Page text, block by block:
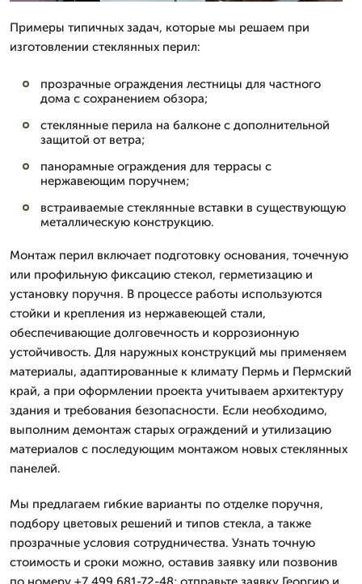
Примеры типичных задач, которые мы решаем при
изготовлении стеклянных перил:
прозрачные ограждения лестницы для частного
дома с сохранением обзора;
стеклянные перила на балконе с дополнительной
защитой от ветра;
панорамные ограждения для террасы с
нержавеющим поручнем;
встраиваемые стеклянные вставки в существующую
металлическую конструкцию.
Монтаж перил включает подготовку основания, точечную
или профильную фиксацию стекол, герметизацию и
установку поручня. В процессе работы используются
стойки и крепления из нержавеющей стали,
обеспечивающие долговечность и коррозионную
устойчивость. Для наружных конструкций мы применяем
материалы, адаптированные к климату Пермь и Пермский
край, а при оформлении проекта учитываем архитектуру
здания и требования безопасности. Если необходимо,
выполним демонтаж старых ограждений и утилизацию
материалов с последующим монтажом новых стеклянных
панелей.
Мы предлагаем гибкие варианты по отделке поручня,
подбору цветовых решений и типов стекла, а также
прозрачные условия сотрудничества. Узнать точную
стоимость и сроки можно, оставив заявку или позвонив